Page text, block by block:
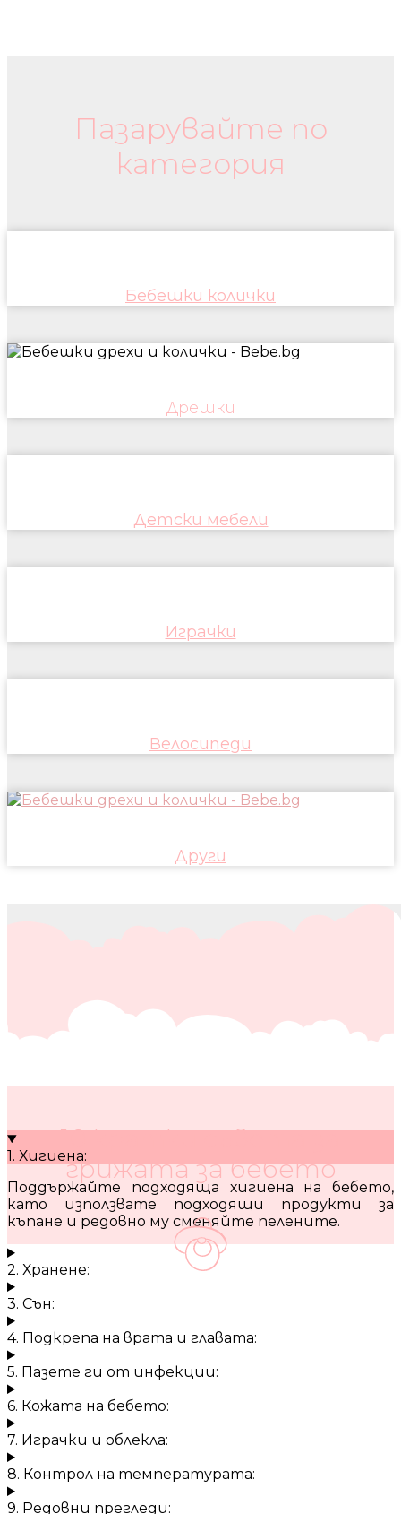
Пазарувайте по
категория
Бебешки колички
Дрешки
Детски мебели
Играчки
Велосипеди
Други
10 кратки съвета за
грижата за бебето
1. Хигиена:
Поддържайте подходяща хигиена на бебето,
като използвате подходящи продукти за
къпане и редовно му сменяйте пелените.
2. Хранене:
3. Сън:
4. Подкрепа на врата и главата:
5. Пазете ги от инфекции:
6. Кожата на бебето:
7. Играчки и облекла:
8. Контрол на температурата:
9. Редовни прегледи: